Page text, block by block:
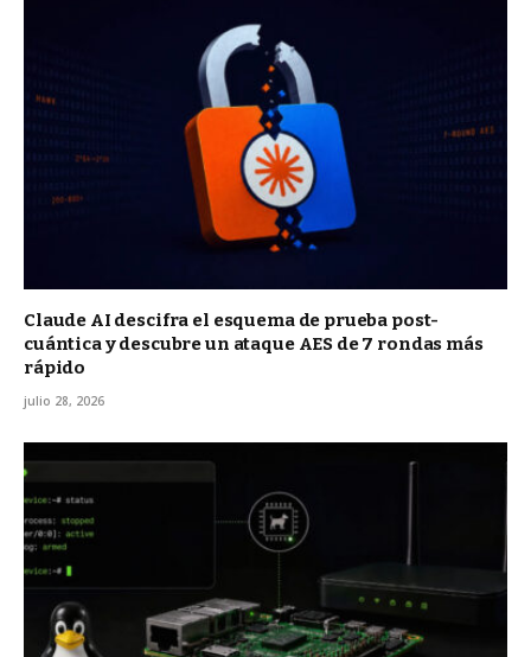
Claude AI descifra el esquema de prueba post-
cuántica y descubre un ataque AES de 7 rondas más
rápido
julio 28, 2026